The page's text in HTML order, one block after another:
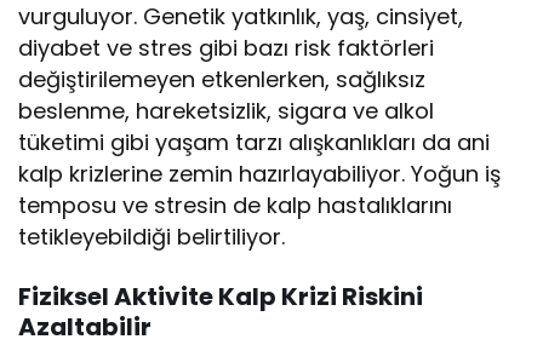
vurguluyor. Genetik yatkınlık, yaş, cinsiyet,
diyabet ve stres gibi bazı risk faktörleri
değiştirilemeyen etkenlerken, sağlıksız
beslenme, hareketsizlik, sigara ve alkol
tüketimi gibi yaşam tarzı alışkanlıkları da ani
kalp krizlerine zemin hazırlayabiliyor. Yoğun iş
temposu ve stresin de kalp hastalıklarını
tetikleyebildiği belirtiliyor.
Fiziksel Aktivite Kalp Krizi Riskini
Azaltabilir